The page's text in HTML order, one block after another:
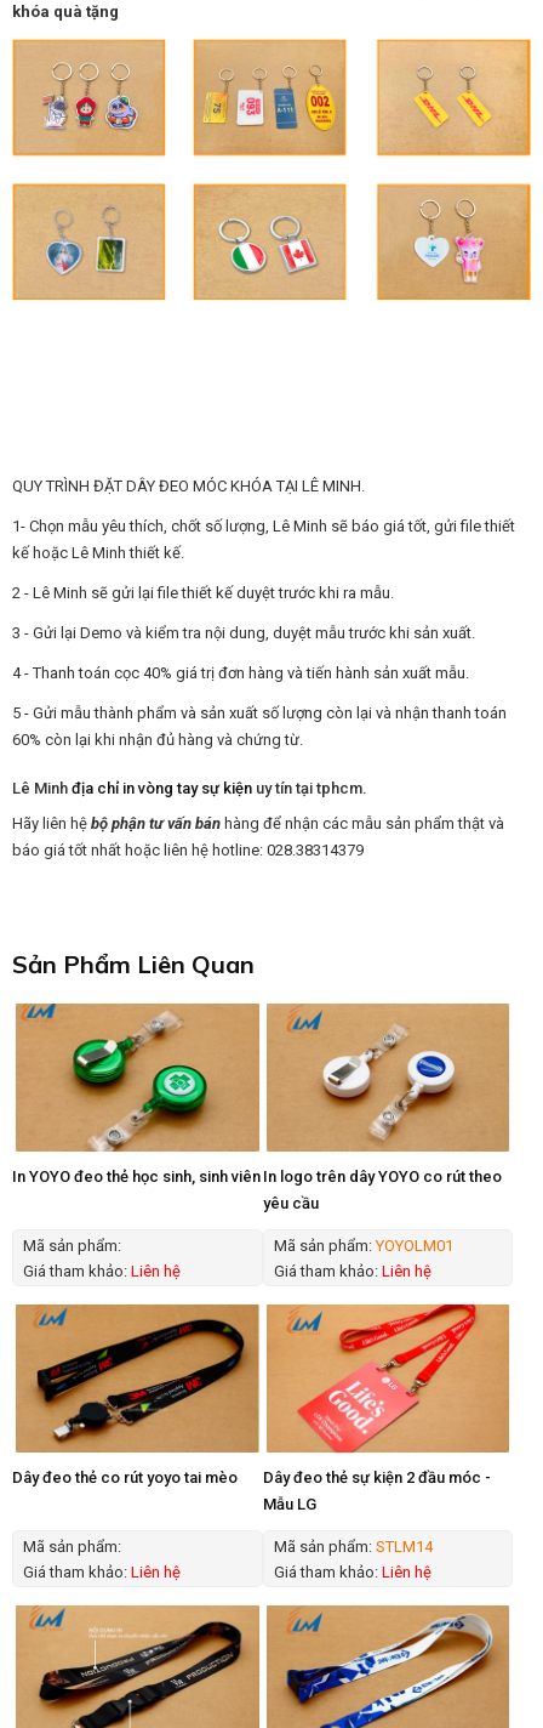
khóa quà tặng
QUY TRÌNH ĐẶT DÂY ĐEO MÓC KHÓA TẠI LÊ MINH.
1- Chọn mẫu yêu thích, chốt số lượng, Lê Minh sẽ báo giá tốt, gửi file thiết
kế hoặc Lê Minh thiết kế.
2 - Lê Minh sẽ gửi lại file thiết kế duyệt trước khi ra mẫu.
3 - Gửi lại Demo và kiểm tra nội dung, duyệt mẫu trước khi sản xuất.
4 - Thanh toán cọc 40% giá trị đơn hàng và tiến hành sản xuất mẫu.
5 - Gửi mẫu thành phẩm và sản xuất số lượng còn lại và nhận thanh toán
60% còn lại khi nhận đủ hàng và chứng từ.
Lê Minh địa chỉ in vòng tay sự kiện uy tín tại tphcm.
Hãy liên hệ bộ phận tư vấn bán hàng để nhận các mẫu sản phẩm thật và
báo giá tốt nhất hoặc liên hệ hotline: 028.38314379
Sản Phẩm Liên Quan
In YOYO đeo thẻ học sinh, sinh viên
Mã sản phẩm:
Giá tham khảo: Liên hệ
In logo trên dây YOYO co rút theo
yêu cầu
Mã sản phẩm:YOYOLM01
Giá tham khảo: Liên hệ
Dây đeo thẻ co rút yoyo tai mèo
Mã sản phẩm:
Giá tham khảo: Liên hệ
Dây đeo thẻ sự kiện 2 đầu móc -
Mẫu LG
Mã sản phẩm: STLM14
Giá tham khảo: Liên hệ